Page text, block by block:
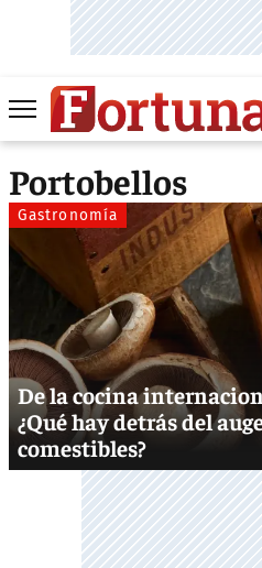
Portobellos
Gastronomía
De la cocina
¿Qué hay detrás del
comestibles?